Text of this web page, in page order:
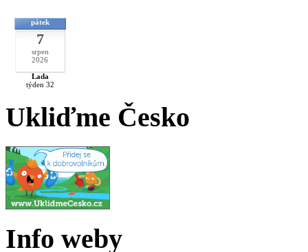
pátek
7
srpen
2026
Lada
týden 32
Ukliďme Česko
Info weby